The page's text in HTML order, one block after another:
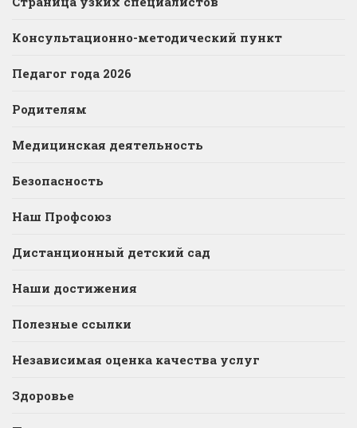
Консультационно-методический пункт
Педагог года 2026
Родителям
Медицинская деятельность
Безопасность
Наш Профсоюз
Дистанционный детский сад
Наши достижения
Полезные ссылки
Независимая оценка качества услуг
Здоровье